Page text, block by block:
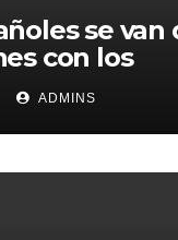
se van
con los
hasta un
que el año
ADMINS